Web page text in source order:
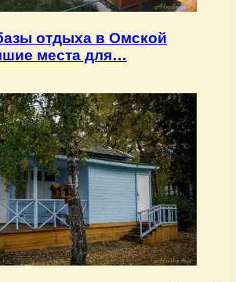
отдыха в Омской
места для…